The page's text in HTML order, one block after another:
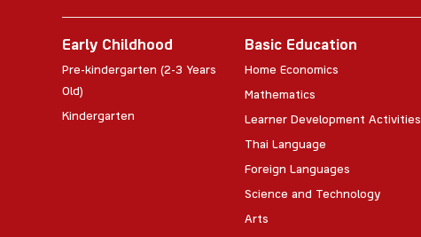
Early Childhood
Pre-kindergarten (2-3 Years
Old)
Kindergarten
Basic Education
Home Economics
Mathematics
Learner Development Activities
Thai Language
Foreign Languages
Science and Technology
Arts